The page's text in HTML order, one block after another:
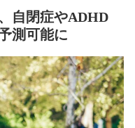
自閉症やADHD
測可能に